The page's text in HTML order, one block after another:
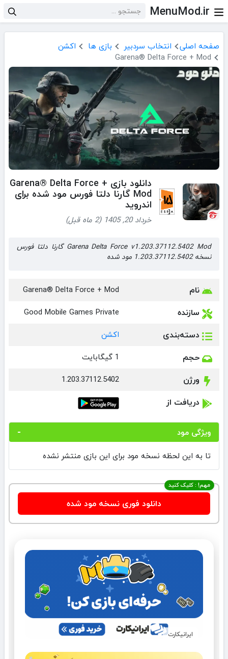
MenuMod.ir
صفحه اصلی انتخاب سردبیر بازی ها
اکشن
Garena® Delta Force + Mod
دانلود بازی Garena® Delta Force +
Mod گارنا دلتا فورس مود شده برای
اندروید
خرداد 20, 1405 (2 ماه قبل)
Garena Delta Force v1.203.37112.5402 Mod گارنا دلتا فورس
نسخه 1.203.37112.5402 مود شده
نام Garena® Delta Force + Mod
سازنده Good Mobile Games Private
دسته‌بندی اکشن
حجم 1 گیگابایت
ورژن 1.203.37112.5402
دریافت از
ویژگی مود
تا به این لحظه نسخه مود برای این بازی منتشر نشده
مهم! : کلیک کنید
دانلود فوری نسخه مود شده
ایرانیکارت